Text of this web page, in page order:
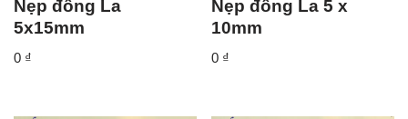
Nẹp đồng La
5x15mm
0 ₫
Nẹp đồng La 5 x
10mm
0 ₫